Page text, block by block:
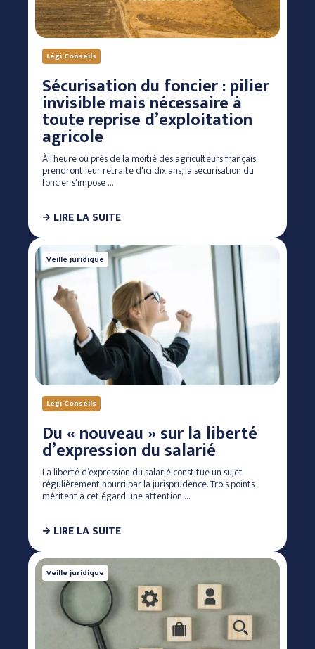
Légi Conseils
Sécurisation du foncier : pilier
invisible mais nécessaire à
toute reprise d’exploitation
agricole
À l’heure où près de la moitié des agriculteurs français
prendront leur retraite d'ici dix ans, la sécurisation du
foncier s'impose …
LIRE LA SUITE
Veille juridique
Légi Conseils
Du « nouveau » sur la liberté
d’expression du salarié
La liberté d’expression du salarié constitue un sujet
régulièrement nourri par la jurisprudence. Trois points
méritent à cet égard une attention …
LIRE LA SUITE
Veille juridique